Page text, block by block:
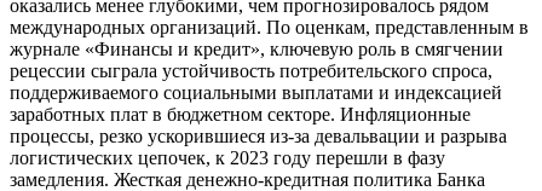
оказались менее глубокими, чем прогнозировалось рядом
международных организаций. По оценкам, представленным в
журнале «Финансы и кредит», ключевую роль в смягчении
рецессии сыграла устойчивость потребительского спроса,
поддерживаемого социальными выплатами и индексацией
заработных плат в бюджетном секторе. Инфляционные
процессы, резко ускорившиеся из-за девальвации и разрыва
логистических цепочек, к 2023 году перешли в фазу
замедления. Жесткая денежно-кредитная политика Банка